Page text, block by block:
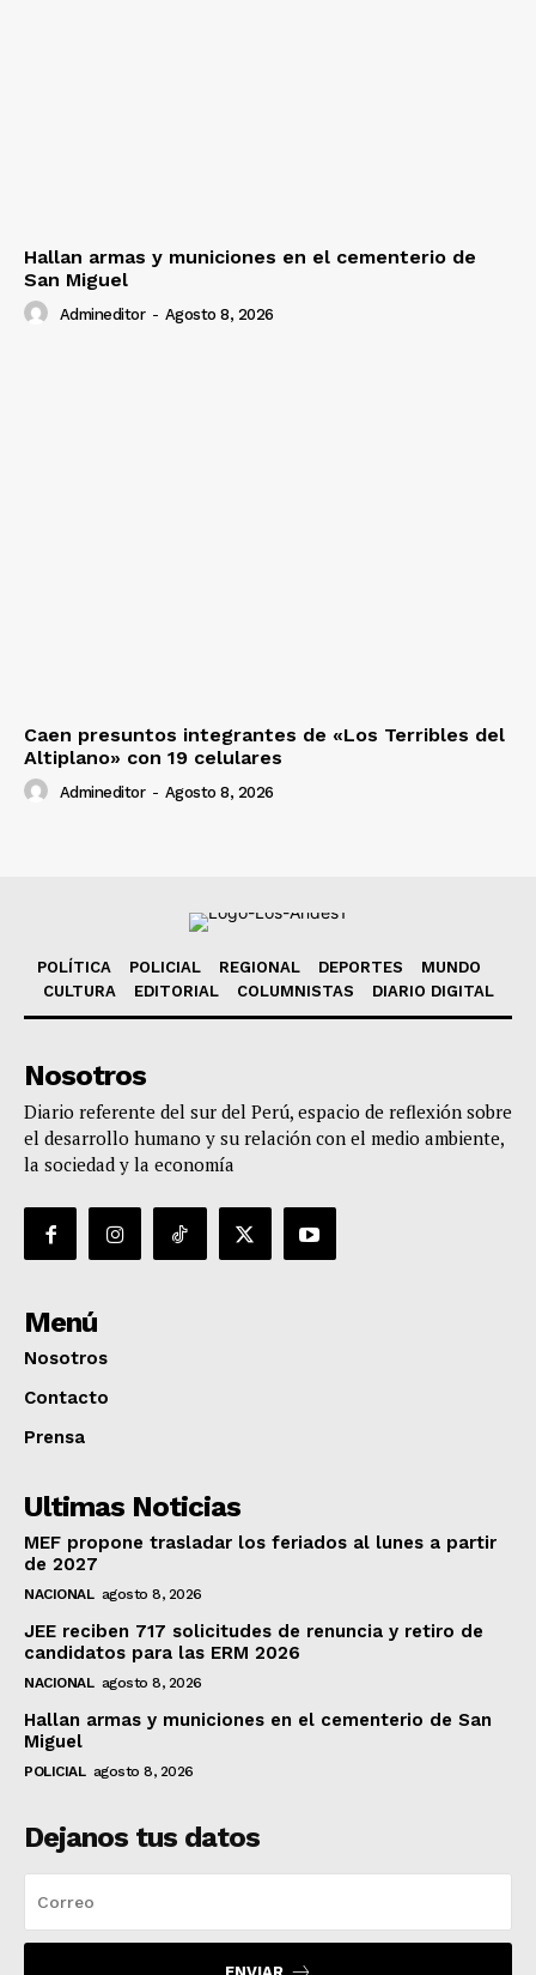
Hallan armas y municiones en el cementerio de
San Miguel
Admineditor - Agosto 8, 2026
Caen presuntos integrantes de «Los Terribles del
Altiplano» con 19 celulares
Admineditor - Agosto 8, 2026
POLÍTICA POLICIAL REGIONAL DEPORTES
MUNDO
CULTURA
EDITORIAL COLUMNISTAS DIARIO DIGITAL
Nosotros
Diario referente del sur del Perú, espacio de reflexión sobre
el desarrollo humano y su relación con el medio ambiente,
la sociedad y la economía
Menú
Nosotros
Contacto
Prensa
Ultimas Noticias
MEF propone trasladar los feriados al lunes a partir
de 2027
NACIONAL agosto 8, 2026
JEE reciben 717 solicitudes de renuncia y retiro de
candidatos para las ERM 2026
NACIONAL agosto 8, 2026
Hallan armas y municiones en el cementerio de San
Miguel
POLICIAL agosto 8, 2026
Dejanos tus datos